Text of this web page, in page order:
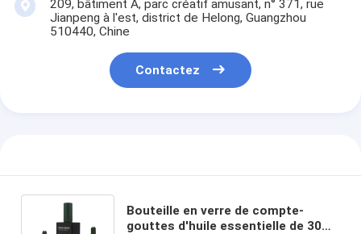
209, bâtiment A, parc créatif amusant, n° 371, rue
Jianpeng à l'est, district de Helong, Guangzhou
510440, Chine
Contactez
Bouteille en verre de compte-
gouttes d'huile essentielle de 30ml